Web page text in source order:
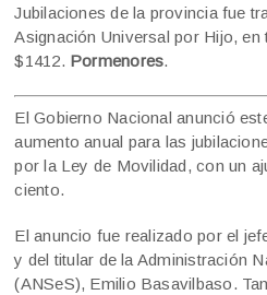
Jubilaciones de la provincia fue
Asignación Universal por Hijo, en
$1412. Pormenores.
El Gobierno Nacional anunció
aumento anual para las
por la Ley de Movilidad, con un
ciento.
El anuncio fue realizado por el
y del titular de la Administración
(ANSeS), Emilio Basavilbaso.